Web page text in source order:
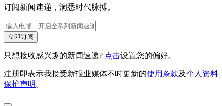
订阅新闻速递，洞悉时代脉搏。
立即订阅
只想接收感兴趣的新闻速递? 点击设置您的偏好。
注册即表示我接受新报业媒体不时更新的使用条款及个人资料
保护声明。